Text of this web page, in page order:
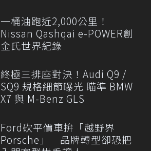
一桶油跑近2,000公里！
Nissan Qashqai e-POWER創
金氏世界紀錄
終極三排座對決！Audi Q9 /
SQ9 規格細節曝光 瞄準 BMW
X7 與 M-Benz GLS
Ford砍平價車拚「越野界
Porsche」 品牌轉型卻恐把